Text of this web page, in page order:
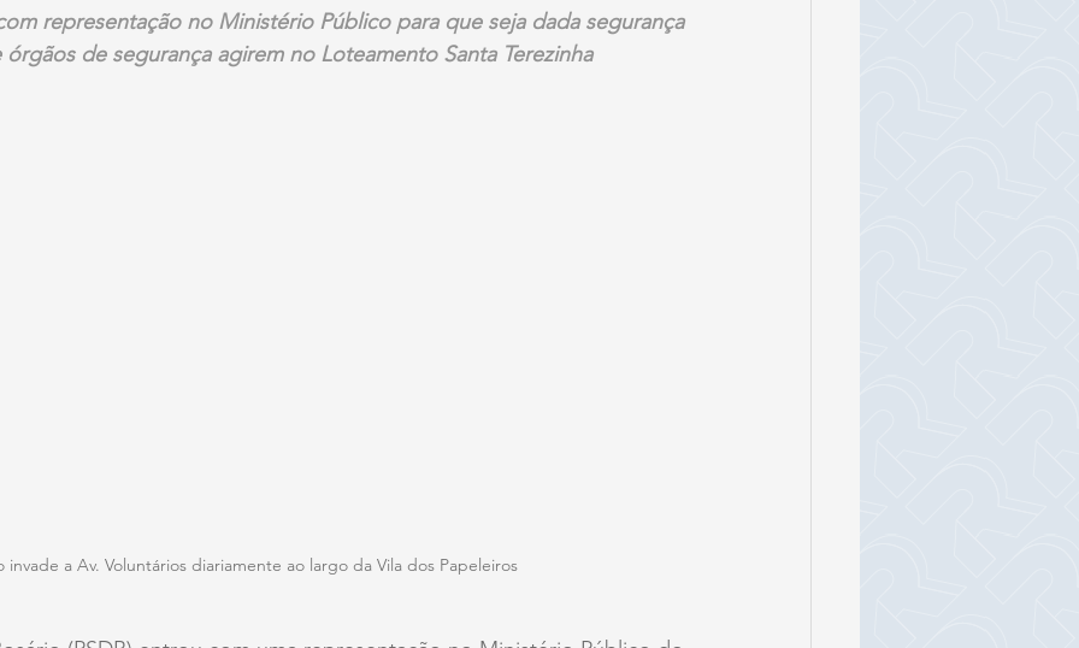
representação no Ministério Público para que seja dada segurança
de segurança agirem no Loteamento Santa Terezinha
invade a Av. Voluntários diariamente ao largo da Vila dos Papeleiros